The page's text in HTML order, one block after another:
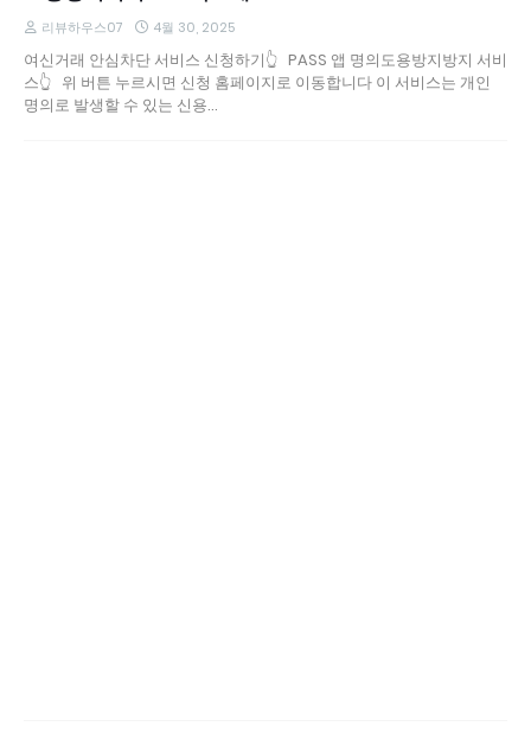
리뷰하우스07 4월 30, 2025
여신거래 안심차단 서비스 신청하기👆 PASS 앱 명의도용방지방지 서비
스👆 위 버튼 누르시면 신청 홈페이지로 이동합니다 이 서비스는 개인
명의로 발생할 수 있는 신용…